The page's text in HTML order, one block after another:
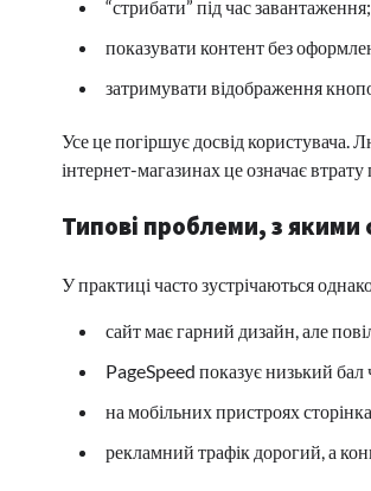
“стрибати” під час завантаження;
показувати контент без
затримувати відображення
Усе це погіршує досвід користувача.
інтернет-магазинах це означає втрату
Типові проблеми, з якими
У практиці часто зустрічаються
сайт має гарний дизайн, але
PageSpeed показує низький бал
на мобільних пристроях
рекламний трафік дорогий, а